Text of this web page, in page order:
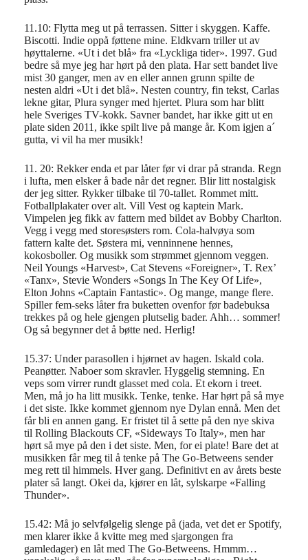
11.10: Flytta meg ut på terrassen. Sitter i skyggen. Kaffe.
Biscotti. Indie oppå føttene mine. Eldkvarn triller ut av
høyttalerne. «Ut i det blå» fra «Lyckliga tider». 1997. Gud
bedre så mye jeg har hørt på den plata. Har sett bandet live
mist 30 ganger, men av en eller annen grunn spilte de
nesten aldri «Ut i det blå». Nesten country, fin tekst, Carlas
lekne gitar, Plura synger med hjertet. Plura som har blitt
hele Sveriges TV-kokk. Savner bandet, har ikke gitt ut en
plate siden 2011, ikke spilt live på mange år. Kom igjen a´
gutta, vi vil ha mer musikk!
11. 20: Rekker enda et par låter før vi drar på stranda. Regn
i lufta, men elsker å bade når det regner. Blir litt nostalgisk
der jeg sitter. Rykker tilbake til 70-tallet. Rommet mitt.
Fotballplakater over alt. Vill Vest og kaptein Mark.
Vimpelen jeg fikk av fattern med bildet av Bobby Charlton.
Vegg i vegg med storesøsters rom. Cola-halvøya som
fattern kalte det. Søstera mi, venninnene hennes,
kokosboller. Og musikk som strømmet gjennom veggen.
Neil Youngs «Harvest», Cat Stevens «Foreigner», T. Rex’
«Tanx», Stevie Wonders «Songs In The Key Of Life»,
Elton Johns «Captain Fantastic». Og mange, mange flere.
Spiller fem-seks låter fra buketten ovenfor før badebuksa
trekkes på og hele gjengen plutselig bader. Ahh… sommer!
Og så begynner det å bøtte ned. Herlig!
15.37: Under parasollen i hjørnet av hagen. Iskald cola.
Peanøtter. Naboer som skravler. Hyggelig stemning. En
veps som virrer rundt glasset med cola. Et ekorn i treet.
Men, må jo ha litt musikk. Tenke, tenke. Har hørt på så mye
i det siste. Ikke kommet gjennom nye Dylan ennå. Men det
får bli en annen gang. Er fristet til å sette på den nye skiva
til Rolling Blackouts CF, «Sideways To Italy», men har
hørt så mye på den i det siste. Men, for ei plate! Bare det at
musikken får meg til å tenke på The Go-Betweens sender
meg rett til himmels. Hver gang. Definitivt en av årets beste
plater så langt. Okei da, kjører en låt, sylskarpe «Falling
Thunder».
15.42: Må jo selvfølgelig slenge på (jada, vet det er Spotify,
men klarer ikke å kvitte meg med sjargongen fra
gamledager) en låt med The Go-Betweens. Hmmm…